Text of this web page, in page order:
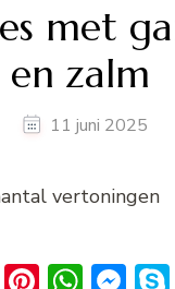
met
en zalm
11 juni 2025
vertoningen